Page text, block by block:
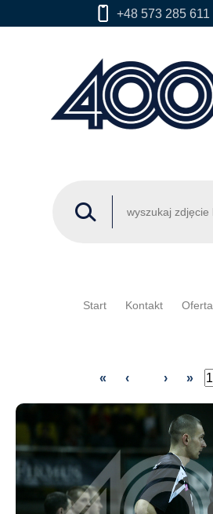
+48 573 285 611
Start Kontakt Oferta
« ‹ › »